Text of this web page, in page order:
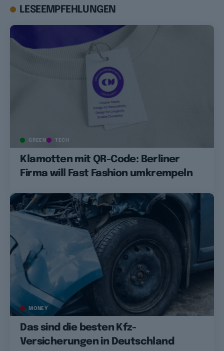
LESEEMPFEHLUNGEN
GREEN TECH
Klamotten mit QR-Code: Berliner
Firma will Fast Fashion umkrempeln
MONEY
Das sind die besten Kfz-
Versicherungen in Deutschland